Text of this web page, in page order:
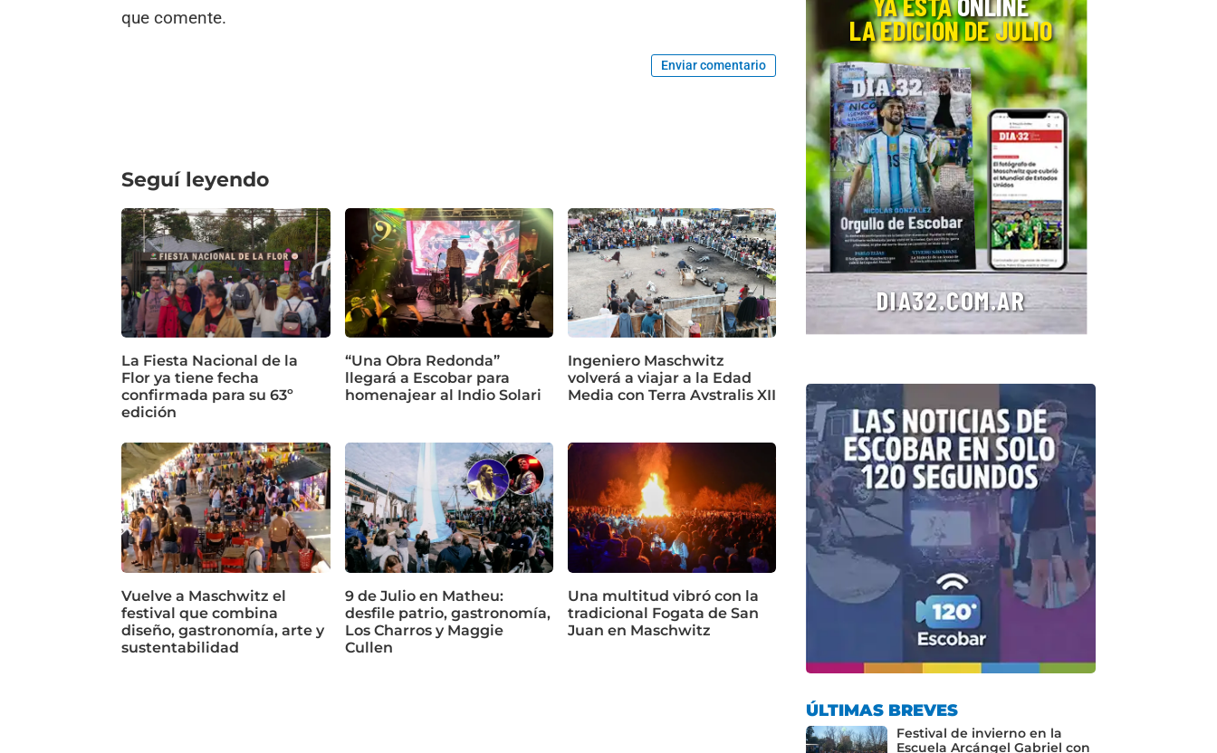
que comente.
Enviar comentario
Seguí leyendo
La Fiesta Nacional de la
Flor ya tiene fecha
confirmada para su 63º
edición
“Una Obra Redonda”
llegará a Escobar para
homenajear al Indio Solari
Ingeniero Maschwitz
volverá a viajar a la Edad
Media con Terra Avstralis XII
Vuelve a Maschwitz el
festival que combina
diseño, gastronomía, arte y
sustentabilidad
9 de Julio en Matheu:
desfile patrio, gastronomía,
Los Charros y Maggie
Cullen
Una multitud vibró con la
tradicional Fogata de San
Juan en Maschwitz
ÚLTIMAS BREVES
Festival de invierno en la
Escuela Arcángel Gabriel con